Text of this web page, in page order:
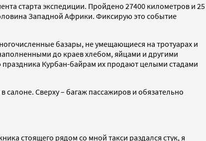
старта экспедиции. Пройдено 27400 километров и 25
Западной Африки. Фиксирую это событие
базары, не умещающиеся на тротуарах и
до краев хлебом, яйцами и другими
Курбан-байрам их продают целыми стадами
салоне. Сверху – багаж пассажиров и обязательно
стоящего рядом со мной такси раздался стук, я